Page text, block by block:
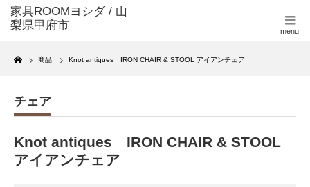
menu
Home
商品 Knot antiques IRON CHAIR & STOOL アイアンチェア
チェア
Knot antiques IRON CHAIR & STOOL
アイアンチェア